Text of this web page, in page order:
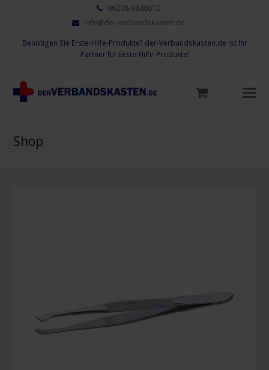
06238-9846810
info@der-verbandskasten.de
Benötigen Sie Erste-Hilfe-Produkte? der-Verbandskasten.de ist Ihr
Partner für Erste-Hilfe-Produkte!
Shop